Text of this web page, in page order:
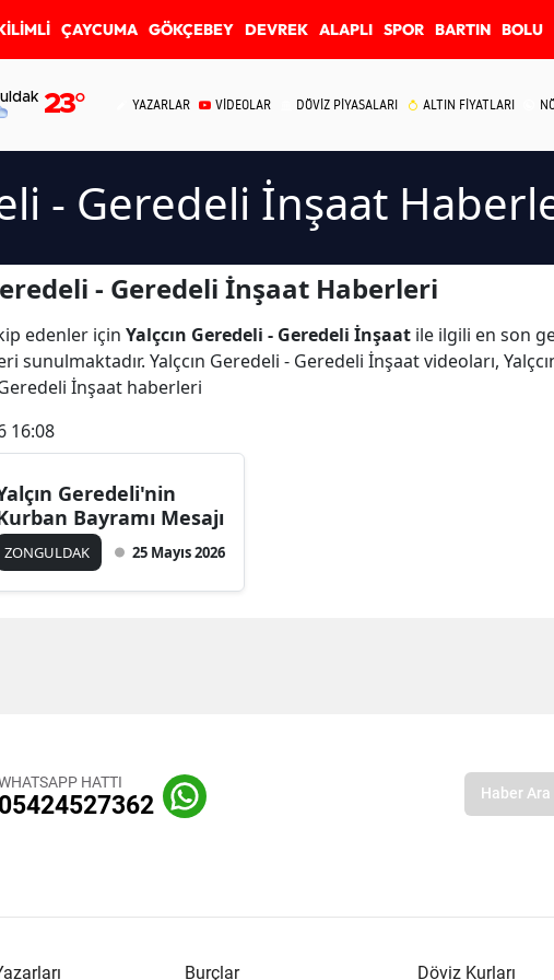
ÇAYCUMA GÖKÇEBEY DEVREK ALAPLI SPOR BARTIN BOLU
23° YAZARLAR VİDEOLAR DÖVİZ PİYASALARI ALTIN FİYATLARI
- Geredeli İnşaat
- Geredeli İnşaat Haberleri
edenler için Yalçcın Geredeli - Geredeli İnşaat ile ilgili en son
sunulmaktadır. Yalçcın Geredeli - Geredeli İnşaat videoları,
İnşaat haberleri
16:08
Geredeli'nin
Bayramı Mesajı
ZONGULDAK 25 Mayıs 2026
HATTI
05424527362
Burçlar Döviz Kurları